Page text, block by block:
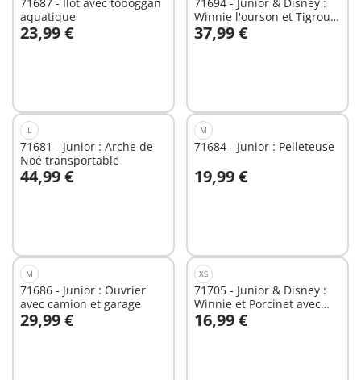
71687 - Ilôt avec toboggan
aquatique
23,99 €
Au panier
71694 - Junior & Disney :
Winnie l'ourson et Tigrou
avec jardin d'abeilles
37,99 €
Au panier
L
71681 - Junior : Arche de
Noé transportable
44,99 €
Au panier
M
71684 - Junior : Pelleteuse
19,99 €
Au panier
M
71686 - Junior : Ouvrier
avec camion et garage
29,99 €
Au panier
XS
71705 - Junior & Disney :
Winnie et Porcinet avec
tronc
16,99 €
Au panier